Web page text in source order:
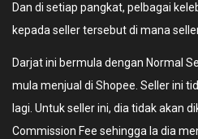
Dan di setiap pangkat, pelbagai
kepada seller tersebut di mana
Darjat ini bermula dengan Normal
mula menjual di Shopee. Seller ini
lagi. Untuk seller ini, dia tidak akan
Commission Fee sehingga la dia